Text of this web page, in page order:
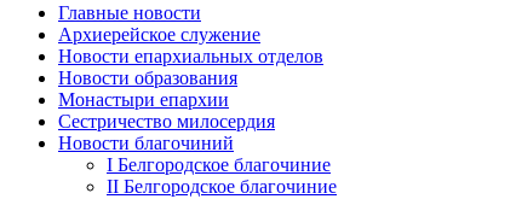
Главные новости
Архиерейское служение
Новости епархиальных отделов
Новости образования
Монастыри епархии
Сестричество милосердия
Новости благочиний
I Белгородское благочиние
II Белгородское благочиние